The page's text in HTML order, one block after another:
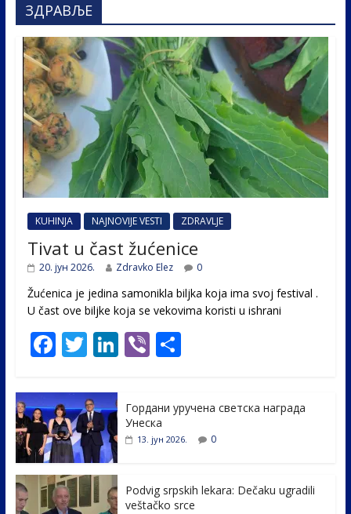
ЗДРАВЉЕ
KUHINJA NAJNOVIJE VESTI ZDRAVLJE
Tivat u čast žućenice
20. јун 2026. Zdravko Elez 0
Žućenica je jedina samonikla biljka koja ima svoj festival .
U čast ovе biljke koja se vekovima koristi u ishrani
F
e
b
o
o
k
T
itt
er
Li
e
dI
Vi S
e
Гордани уручена светска награда
Унеска
13. јун 2026. 0
Podvig srpskih lekara: Dečaku ugradili
veštačko srce